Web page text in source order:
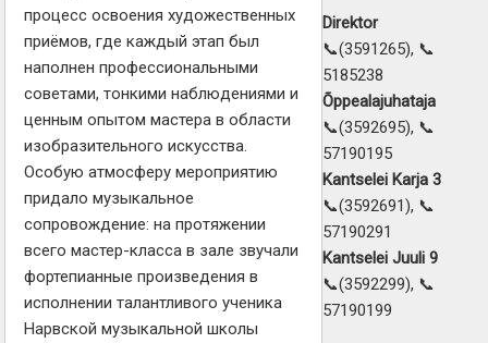
процесс освоения художественных
приёмов, где каждый этап был
наполнен профессиональными
советами, тонкими наблюдениями и
ценным опытом мастера в области
изобразительного искусства.
Особую атмосферу мероприятию
придало музыкальное
сопровождение: на протяжении
всего мастер-класса в зале звучали
фортепианные произведения в
исполнении талантливого ученика
Нарвской музыкальной школы
Direktor
📞(3591265), 📞
5185238
Õppealajuhataja
📞(3592695), 📞
57190195
Kantselei Karja 3
📞(3592691), 📞
57190291
Kantselei Juuli 9
📞(3592299), 📞
57190199